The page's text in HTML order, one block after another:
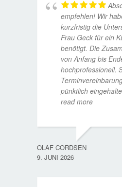
empfehlen! Wir
kurzfristig die
Frau Geck für ein
benötigt. Die
von Anfang bis
hochprofessionell.
pünktlich
read more
OLAF CORDSEN
9. JUNI 2026